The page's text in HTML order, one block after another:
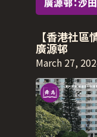
【香港社
廣源邨
March 27,